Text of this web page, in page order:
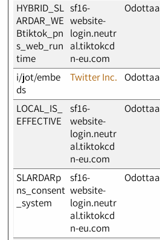
HYBRID_SL
ARDAR_WE
Btiktok_pn
s_web_run
time
sf16-
website-
login.neutr
al.tiktokcd
n-eu.com
Odottaa
i/jot/embe
ds
Twitter Inc. Odottaa
LOCAL_IS_
EFFECTIVE
sf16-
website-
login.neutr
al.tiktokcd
n-eu.com
Odottaa
SLARDARp
ns_consent
_system
sf16-
website-
login.neutr
al.tiktokcd
n-eu.com
Odottaa